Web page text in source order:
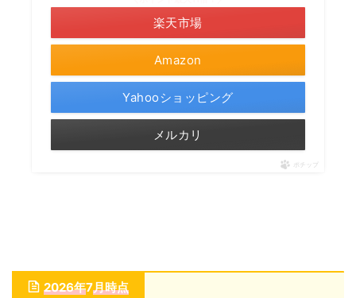
Amazon
楽天市場
Yahooショッピング
メルカリ
ポチップ
2026年7月時点